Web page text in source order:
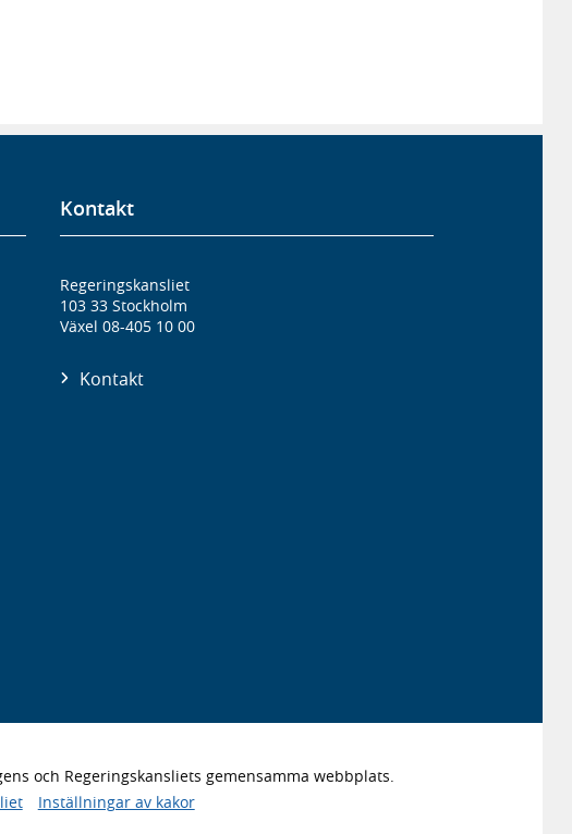
Kontakt
Regeringskansliet
103 33 Stockholm
Växel 08-405 10 00
Kontakt
och Regeringskansliets gemensamma webbplats.
Inställningar av kakor